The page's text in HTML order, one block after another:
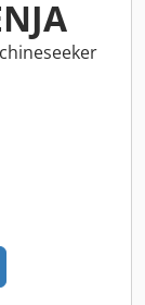
(2,4 m / 950